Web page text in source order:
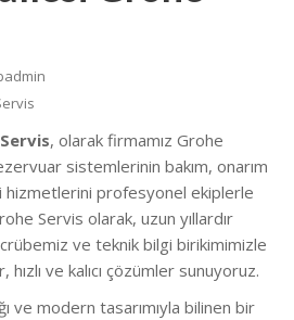
, olarak firmamız Grohe
sistemlerinin bakım, onarım
hizmetlerini profesyonel ekiplerle
Servis olarak, uzun yıllardır
ve teknik bilgi birikimimizle
ve kalıcı çözümler sunuyoruz.
ve modern tasarımıyla bilinen bir